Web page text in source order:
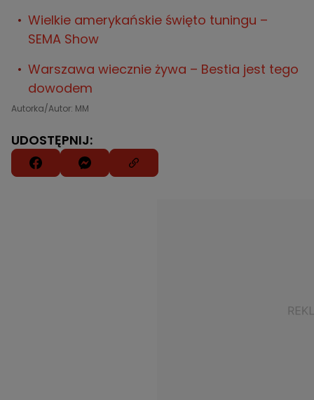
Wielkie amerykańskie święto tuningu –
SEMA Show
Warszawa wiecznie żywa – Bestia jest tego
dowodem
Autorka/Autor: MM
UDOSTĘPNIJ: